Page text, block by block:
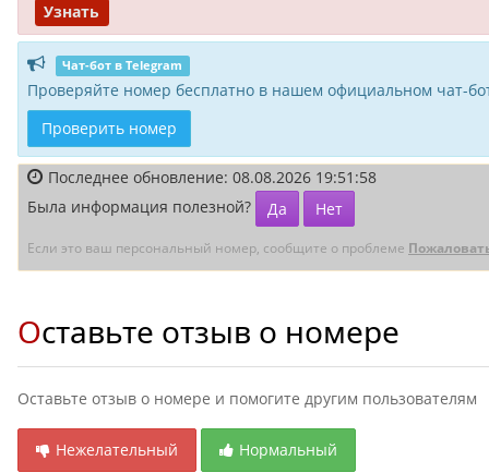
Узнать
Чат-бот в Telegram
Проверяйте номер бесплатно в нашем официальном чат-
Проверить номер
Последнее обновление: 08.08.2026 19:51:58
Была информация полезной?
Да Нет
Если это ваш персональный номер, сообщите о проблеме
Оставьте отзыв о номере
Оставьте отзыв о номере и помогите другим пользователям
Нежелательный Нормальный